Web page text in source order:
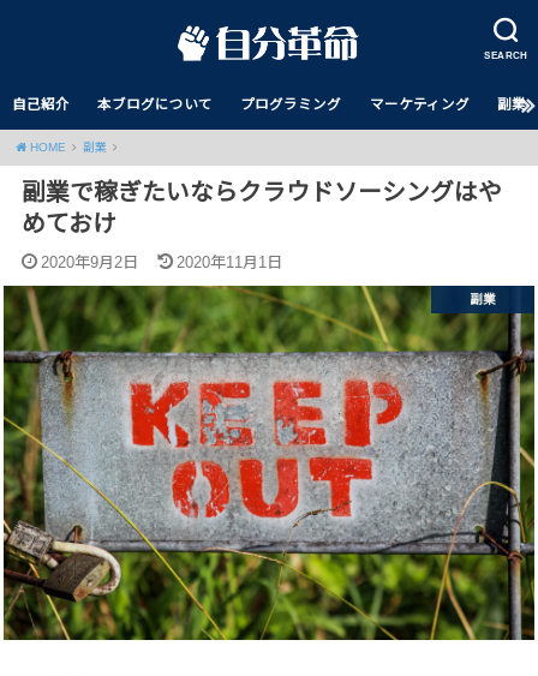
SEARCH
自己紹介 本ブログについて プログラミング マーケティング 副業
HOME 副業
副業で稼ぎたいならクラウドソーシングはや
めておけ
2020年9月2日 2020年11月1日
副業